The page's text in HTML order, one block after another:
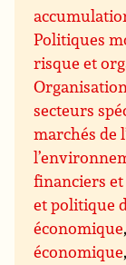
Politiques
risque et
secteurs
marchés de
financiers
et politique
économique
économique,